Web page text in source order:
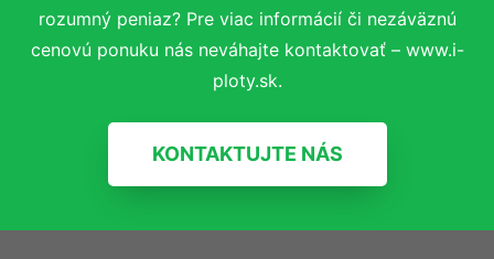
rozumný peniaz? Pre viac informácií či nezáväznú
cenovú ponuku nás neváhajte kontaktovať – www.i-
ploty.sk.
KONTAKTUJTE NÁS